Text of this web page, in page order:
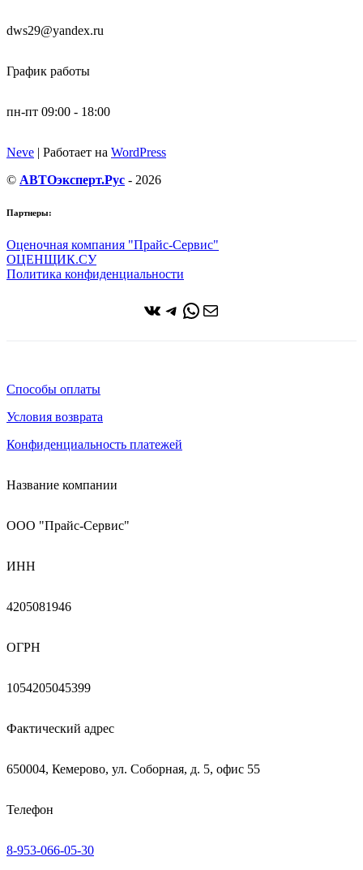
dws29@yandex.ru
График работы
пн-пт 09:00 - 18:00
Neve | Работает на WordPress
© АВТОэксперт.Рус - 2026
Партнеры:
Оценочная компания "Прайс-Сервис"
ОЦЕНЩИК.СУ
Политика конфиденциальности
ВКонтакте
Telegram
WhatsApp
Почта
Способы оплаты
Условия возврата
Конфиденциальность платежей
Название компании
ООО "Прайс-Сервис"
ИНН
4205081946
ОГРН
1054205045399
Фактический адрес
650004, Кемерово, ул. Соборная, д. 5, офис 55
Телефон
8-953-066-05-30